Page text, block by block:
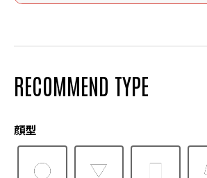
RECOMMEND TYPE
顔型